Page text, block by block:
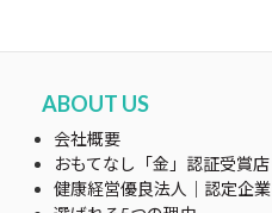
ABOUT US
会社概要
おもてなし「金」認証受賞店
健康経営優良法人｜認定企業